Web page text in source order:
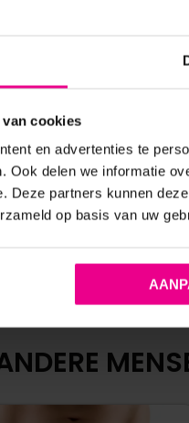
cookies
en advertenties te
Ook delen we informatie
Deze partners kunnen
op basis van uw
CATANZARO
5 werkdagen
€119,95